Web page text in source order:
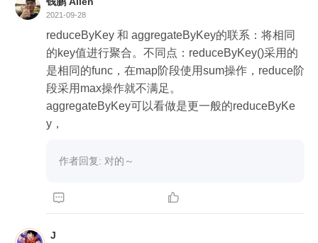
2021-09-28
reduceByKey 和 aggregateByKey的联系：将相同
的key值进行聚合。不同点：reduceByKey()采用的
是相同的func，在map阶段使用sum操作，reduce阶
段采用max操作就不满足。
aggregateByKey可以看做是更一般的reduceByKe
作者回复: 对的～
 
J